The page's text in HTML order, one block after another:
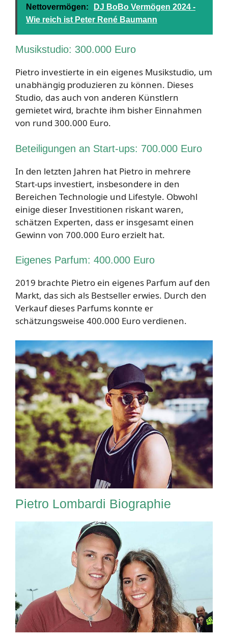
Nettovermögen:
DJ BoBo Vermögen 2024 -
Wie reich ist Peter René Baumann
Musikstudio: 300.000 Euro
Pietro investierte in ein eigenes Musikstudio, um
unabhängig produzieren zu können. Dieses
Studio, das auch von anderen Künstlern
gemietet wird, brachte ihm bisher Einnahmen
von rund 300.000 Euro.
Beteiligungen an Start-ups: 700.000 Euro
In den letzten Jahren hat Pietro in mehrere
Start-ups investiert, insbesondere in den
Bereichen Technologie und Lifestyle. Obwohl
einige dieser Investitionen riskant waren,
schätzen Experten, dass er insgesamt einen
Gewinn von 700.000 Euro erzielt hat.
Eigenes Parfum: 400.000 Euro
2019 brachte Pietro ein eigenes Parfum auf den
Markt, das sich als Bestseller erwies. Durch den
Verkauf dieses Parfums konnte er
schätzungsweise 400.000 Euro verdienen.
Pietro Lombardi Biographie